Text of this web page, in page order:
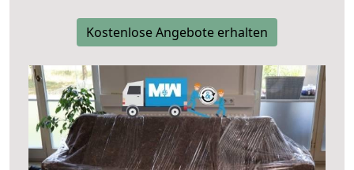
Kostenlose Angebote erhalten